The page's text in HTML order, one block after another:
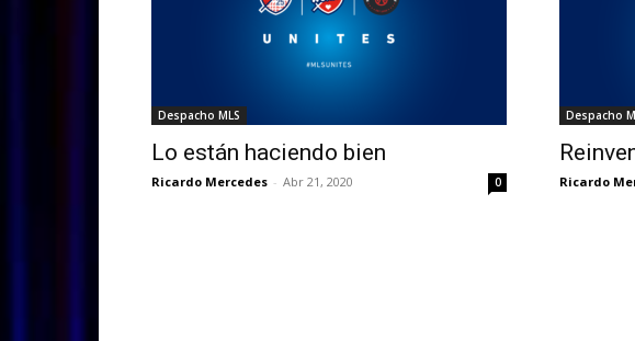
Despacho MLS
Lo están haciendo bien
Ricardo Mercedes - Abr 21, 2020 0
Despacho
Ricardo